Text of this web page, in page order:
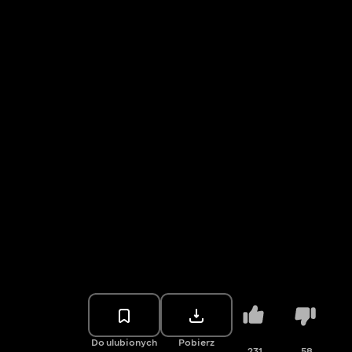
Do ulubionych Pobierz